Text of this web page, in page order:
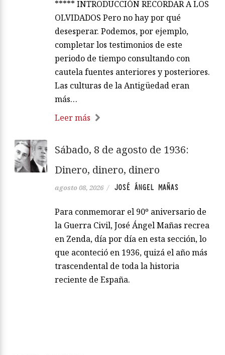
***** INTRODUCCIÓN RECORDAR A LOS
OLVIDADOS Pero no hay por qué
desesperar. Podemos, por ejemplo,
completar los testimonios de este
periodo de tiempo consultando con
cautela fuentes anteriores y posteriores.
Las culturas de la Antigüedad eran
más…
Leer más
Sábado, 8 de agosto de 1936:
Dinero, dinero, dinero
agosto 08, 2026 / JOSÉ ÁNGEL MAÑAS
Para conmemorar el 90º aniversario de
la Guerra Civil, José Ángel Mañas recrea
en Zenda, día por día en esta sección, lo
que aconteció en 1936, quizá el año más
trascendental de toda la historia
reciente de España.